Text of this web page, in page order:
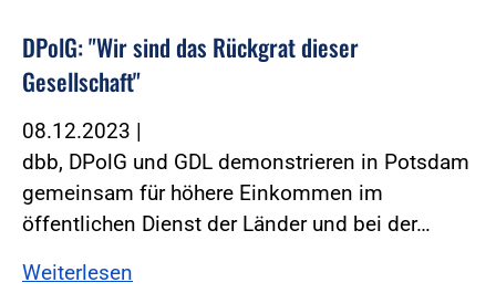
DPolG: "Wir sind das Rückgrat dieser
Gesellschaft"
08.12.2023 |
dbb, DPolG und GDL demonstrieren in Potsdam
gemeinsam für höhere Einkommen im
öffentlichen Dienst der Länder und bei der…
Weiterlesen